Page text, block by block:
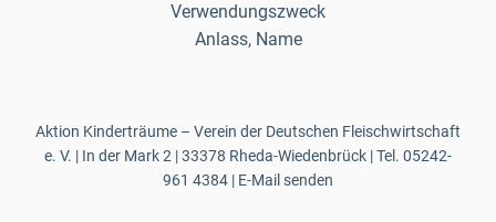
Verwendungszweck
Anlass, Name
Aktion Kinderträume – Verein der Deutschen Fleischwirtschaft
e. V. | In der Mark 2 | 33378 Rheda-Wiedenbrück | Tel. 05242-
961 4384 | E-Mail senden